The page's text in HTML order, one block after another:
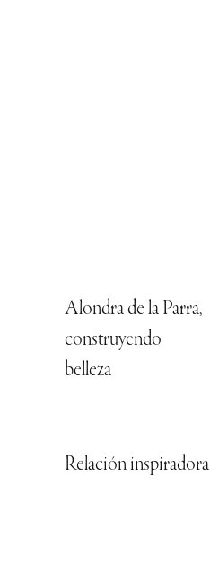
Alondra de la Parra,
construyendo
belleza
Relación inspiradora